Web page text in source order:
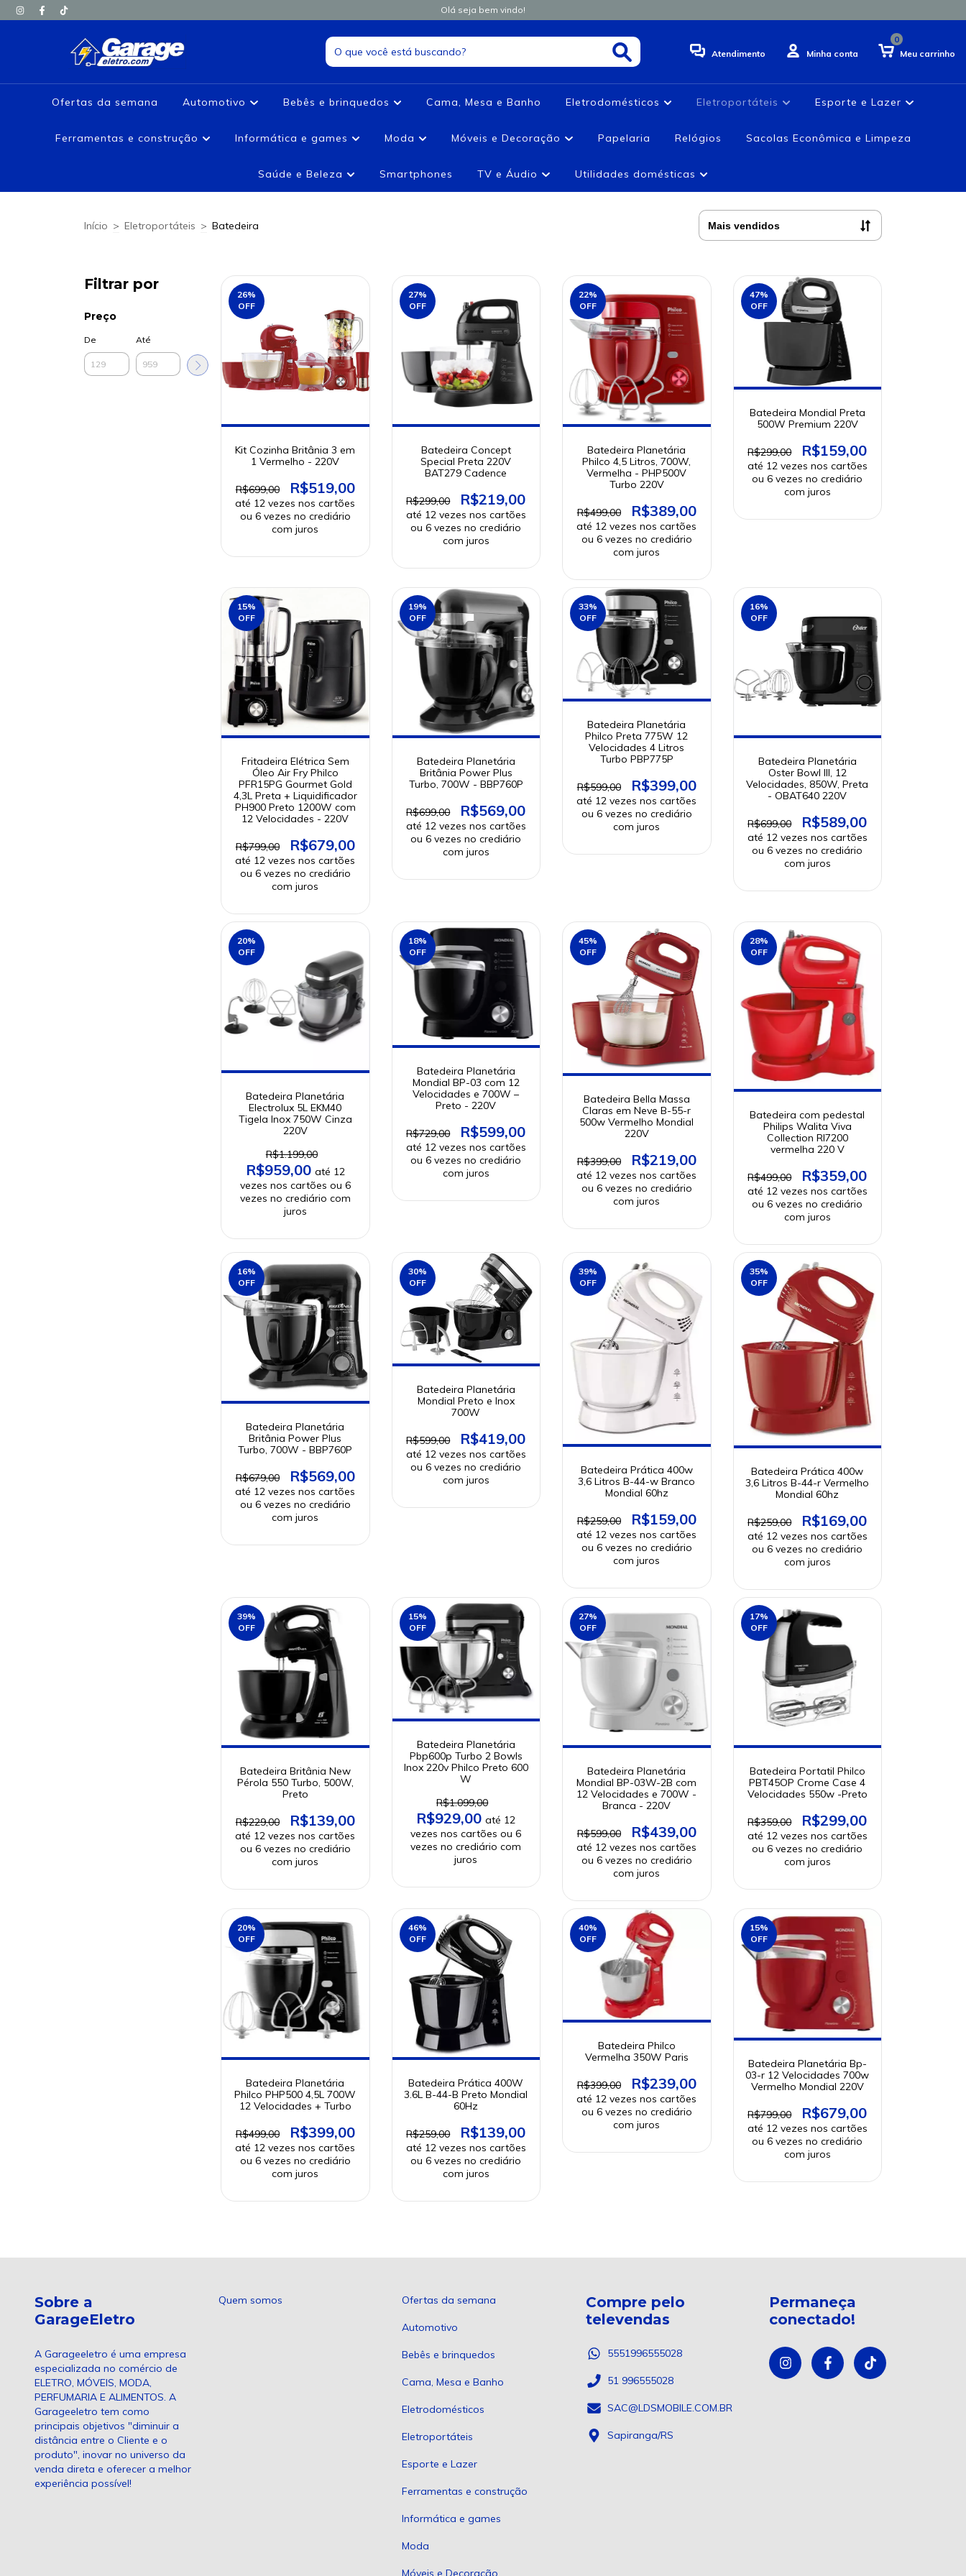
Olá seja bem vindo!
Atendimento Minha conta Meu carrinho
0
Ofertas da semana Automotivo Bebês e brinquedos Cama, Mesa e Banho Eletrodomésticos Eletroportáteis Esporte e Lazer
Ferramentas e construção Informática e games Moda Móveis e Decoração Papelaria Relógios Sacolas Econômica e Limpeza
Saúde e Beleza Smartphones TV e Áudio Utilidades domésticas
Início > Eletroportáteis > Batedeira
Filtrar por
Preço
De Até
26%
OFF
Kit Cozinha Britânia 3 em
1 Vermelho - 220V
R$699,00 R$519,00
27%
OFF
Batedeira Concept
Special Preta 220V
BAT279 Cadence
R$299,00 R$219,00
22%
OFF
Batedeira Planetária
Philco 4,5 Litros, 700W,
Vermelha - PHP500V
Turbo 220V
R$499,00 R$389,00
47%
OFF
Batedeira Mondial Preta
500W Premium 220V
R$299,00 R$159,00
15%
OFF
Fritadeira Elétrica Sem
Óleo Air Fry Philco
PFR15PG Gourmet Gold
4,3L Preta + Liquidificador
PH900 Preto 1200W com
12 Velocidades - 220V
R$799,00 R$679,00
19%
OFF
Batedeira Planetária
Britânia Power Plus
Turbo, 700W - BBP760P
R$699,00 R$569,00
33%
OFF
Batedeira Planetária
Philco Preta 775W 12
Velocidades 4 Litros
Turbo PBP775P
R$599,00 R$399,00
16%
OFF
Batedeira Planetária
Oster Bowl III, 12
Velocidades, 850W, Preta
- OBAT640 220V
R$699,00 R$589,00
20%
OFF
Batedeira Planetária
Electrolux 5L EKM40
Tigela Inox 750W Cinza
220V
R$1.199,00
R$959,00
18%
OFF
Batedeira Planetária
Mondial BP-03 com 12
Velocidades e 700W –
Preto - 220V
R$729,00 R$599,00
45%
OFF
Batedeira Bella Massa
Claras em Neve B-55-r
500w Vermelho Mondial
220V
R$399,00 R$219,00
28%
OFF
Batedeira com pedestal
Philips Walita Viva
Collection RI7200
vermelha 220 V
R$499,00 R$359,00
16%
OFF
Batedeira Planetária
Britânia Power Plus
Turbo, 700W - BBP760P
R$679,00 R$569,00
30%
OFF
Batedeira Planetária
Mondial Preto e Inox
700W
R$599,00 R$419,00
39%
OFF
Batedeira Prática 400w
3,6 Litros B-44-w Branco
Mondial 60hz
R$259,00 R$159,00
35%
OFF
Batedeira Prática 400w
3,6 Litros B-44-r Vermelho
Mondial 60hz
R$259,00 R$169,00
39%
OFF
Batedeira Britânia New
Pérola 550 Turbo, 500W,
Preto
R$229,00 R$139,00
15%
OFF
Batedeira Planetária
Pbp600p Turbo 2 Bowls
Inox 220v Philco Preto 600
W
R$1.099,00
R$929,00
27%
OFF
Batedeira Planetária
Mondial BP-03W-2B com
12 Velocidades e 700W -
Branca - 220V
R$599,00 R$439,00
17%
OFF
Batedeira Portatil Philco
PBT45OP Crome Case 4
Velocidades 550w -Preto
R$359,00 R$299,00
20%
OFF
Batedeira Planetária
Philco PHP500 4,5L 700W
12 Velocidades + Turbo
R$499,00 R$399,00
46%
OFF
Batedeira Prática 400W
3.6L B-44-B Preto Mondial
60Hz
R$259,00 R$139,00
40%
OFF
Batedeira Philco
Vermelha 350W Paris
R$399,00 R$239,00
15%
OFF
Batedeira Planetária Bp-
03-r 12 Velocidades 700w
Vermelho Mondial 220V
R$799,00 R$679,00
Sobre a
GarageEletro
A Garageeletro é uma empresa
especializada no comércio de
ELETRO, MÓVEIS, MODA,
PERFUMARIA E ALIMENTOS. A
Garageeletro tem como
principais objetivos "diminuir a
distância entre o Cliente e o
produto", inovar no universo da
venda direta e oferecer a melhor
experiência possível!
Quem somos Ofertas da semana
Automotivo
Bebês e brinquedos
Cama, Mesa e Banho
Eletrodomésticos
Eletroportáteis
Esporte e Lazer
Ferramentas e construção
Informática e games
Moda
Móveis e Decoração
Compre pelo
televendas
5551996555028
51 996555028
SAC@LDSMOBILE.COM.BR
Sapiranga/RS
Permaneça
conectado!